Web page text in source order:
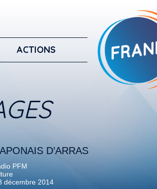
ACTIONS
D’ARRAS
PFM
décembre 2014